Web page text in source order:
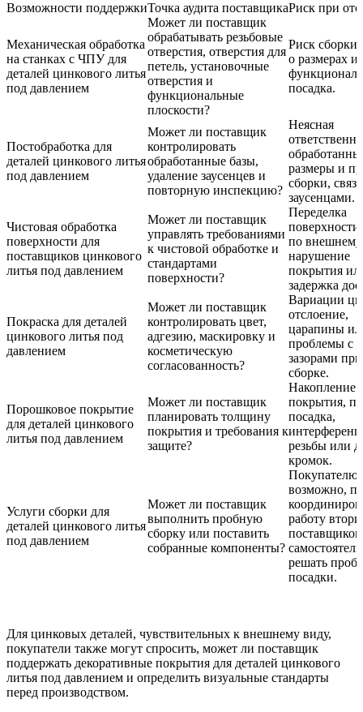
Возможности поддержкиТочка аудита поставщикаРиск при
Механическая обработка
на станках с ЧПУ для
деталей цинкового литья
под давлением
Может ли поставщик
обрабатывать резьбовые
отверстия, отверстия для
петель, установочные
отверстия и
функциональные
плоскости?
Риск
о размерах и
посадка.
Постобработка для
деталей цинкового литья
под давлением
Может ли поставщик
контролировать
обработанные базы,
удаление заусенцев и
повторную инспекцию?
Неясная
размеры и
сборки,
заусенцами.
Чистовая обработка
поверхности для
поставщиков цинкового
литья под давлением
Может ли поставщик
управлять требованиями
к чистовой обработке и
стандартами
поверхности?
Переделка
по внешнему
нарушение
покрытия
задержка
Покраска для деталей
цинкового литья под
давлением
Может ли поставщик
контролировать цвет,
адгезию, маскировку и
косметическую
согласованность?
Вариации
отслоение,
царапины
проблемы с
зазорами при
сборке.
Порошковое покрытие
для деталей цинкового
литья под давлением
Может ли поставщик
планировать толщину
покрытия и требования к
защите?
Накопление
покрытия,
посадка,
резьбы или
кромок.
Услуги сборки для
деталей цинкового литья
под давлением
Может ли поставщик
выполнить пробную
сборку или поставить
собранные компоненты?
Покупателю,
возможно,
работу
решать
посадки.
Для цинковых деталей, чувствительных к внешнему виду,
покупатели также могут спросить, может ли поставщик
поддержать декоративные покрытия для деталей цинкового
литья под давлением и определить визуальные стандарты
перед производством.